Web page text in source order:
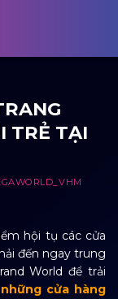
TRẺ TẠI
hội tụ các cửa
đến ngay trung
World để trải
những cửa hàng